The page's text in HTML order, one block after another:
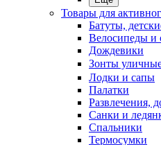
Товары для
Батуты,
Велосипеды и
Дождевики
Зонты
Лодки и сапы
Палатки
Развлечения,
Санки и
Спальники
Термосумки